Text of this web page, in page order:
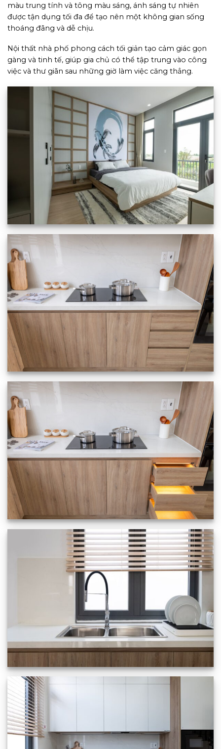
màu trung tính và tông màu sáng, ánh sáng tự nhiên
được tận dụng tối đa để tạo nên một không gian sống
thoáng đãng và dễ chịu.
Nội thất nhà phố phong cách tối giản tạo cảm giác gọn
gàng và tinh tế, giúp gia chủ có thể tập trung vào công
việc và thư giãn sau những giờ làm việc căng thẳng.